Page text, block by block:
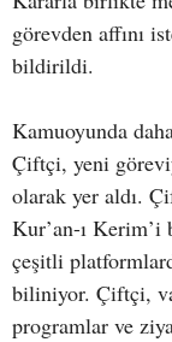
görevden affını
bildirildi.
Kamuoyunda
Çiftçi, yeni
olarak yer aldı.
Kur’an-ı Kerim’i
çeşitli
biliniyor. Çiftçi,
programlar ve